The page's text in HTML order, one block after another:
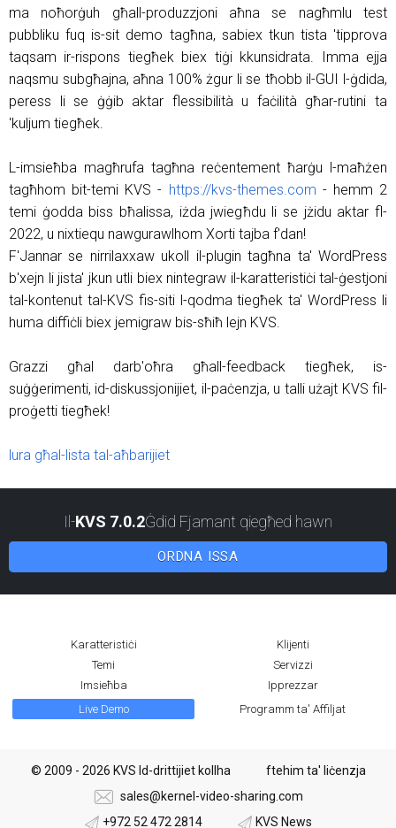
ma noħorġuh għall-produzzjoni aħna se nagħmlu test
pubbliku fuq is-sit demo tagħna, sabiex tkun tista 'tipprova
taqsam ir-rispons tiegħek biex tiġi kkunsidrata. Imma ejja
naqsmu subgħajna, aħna 100% żgur li se tħobb il-GUI l-ġdida,
peress li se ġġib aktar flessibilità u faċilità għar-rutini ta
'kuljum tiegħek.
L-imsieħba magħrufa tagħna reċentement ħarġu l-maħżen
tagħhom bit-temi KVS - https://kvs-themes.com - hemm 2
temi ġodda biss bħalissa, iżda jwiegħdu li se jżidu aktar fl-
2022, u nixtiequ nawgurawlhom Xorti tajba f'dan!
F'Jannar se nirrilaxxaw ukoll il-plugin tagħna ta' WordPress
b'xejn li jista' jkun utli biex nintegraw il-karatteristiċi tal-ġestjoni
tal-kontenut tal-KVS fis-siti l-qodma tiegħek ta' WordPress li
huma diffiċli biex jemigraw bis-sħiħ lejn KVS.
Grazzi għal darb'oħra għall-feedback tiegħek, is-
suġġerimenti, id-diskussjonijiet, il-paċenzja, u talli użajt KVS fil-
proġetti tiegħek!
lura għal-lista tal-aħbarijiet
Il-KVS 7.0.2Ġdid Fjamant qiegħed hawn
ORDNA ISSA
Karatteristiċi
Klijenti
Temi
Servizzi
Imsieħba
Ipprezzar
Live Demo
Programm ta' Affiljat
© 2009 - 2026 KVS Id-drittijiet kollha
ftehim ta' liċenzja
sales@kernel-video-sharing.com
+972 52 472 2814
KVS News